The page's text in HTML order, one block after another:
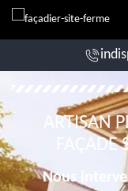
ARTISAN
Nous